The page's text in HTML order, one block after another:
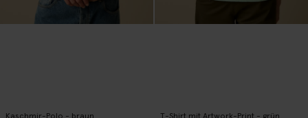
Kaschmir-Polo - braun
T-Shirt mit Artwork-Print - grün